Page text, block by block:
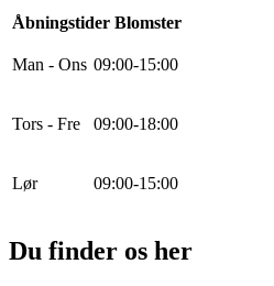
Åbningstider Blomster
Man - Ons 09:00-15:00
Tors - Fre 09:00-18:00
Lør 09:00-15:00
Du finder os her